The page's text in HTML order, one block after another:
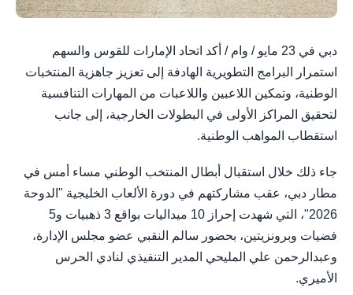
دبي في 23 مايو / وام / أكد اتحاد الإمارات للقوس والسهم
استمرار البرامج التطويرية الهادفة إلى تعزيز جاهزية المنتخبات
الوطنية، وتمكين اللاعبين واللاعبات من المهارات التنافسية
لتحقيق المراكز الأولى في البطولات الخارجية، إلى جانب
استقطاب المواهب الوطنية.
جاء ذلك خلال استقبال أبطال المنتخب الوطني مساء أمس في
مطار دبي، عقب مشاركتهم في دورة الألعاب الخليجية "الدوحة
2026"، التي شهدت إحراز 10 ميداليات بواقع 3 ذهبيات و5
فضيات وبرونزيتين، بحضور سالم النقبي عضو مجلس الإدارة،
وعبدالرحمن علي المليحي المدير التنفيذي لنادي الحرس
الأميري.